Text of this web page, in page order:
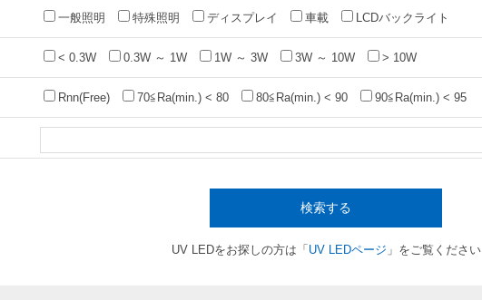
一般照明 特殊照明 ディスプレイ 車載 LCDバックライト
< 0.3W 0.3W ～ 1W 1W ～ 3W 3W ～ 10W > 10W
Rnn(Free) 70≦Ra(min.) < 80 80≦Ra(min.) < 90 90≦Ra(min.) < 95
検索する
UV LEDをお探しの方は「 UV LEDページ 」をご覧ください